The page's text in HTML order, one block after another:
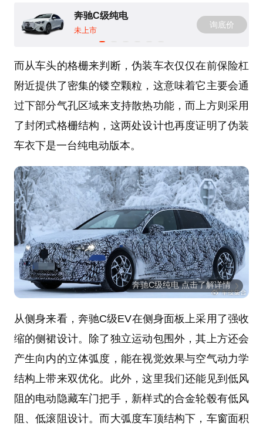
奔驰C级纯电
未上市
询底价
而从车头的格栅来判断，伪装车衣仅仅在前保险杠
附近提供了密集的镂空颗粒，这意味着它主要会通
过下部分气孔区域来支持散热功能，而上方则采用
了封闭式格栅结构，这两处设计也再度证明了伪装
车衣下是一台纯电动版本。
奔驰C级纯电 点击了解详情
从侧身来看，奔驰C级EV在侧身面板上采用了强收
缩的侧裙设计。除了独立运动包围外，其上方还会
产生向内的立体弧度，能在视觉效果与空气动力学
结构上带来双优化。此外，这里我们还能见到低风
阻的电动隐藏车门把手，新样式的合金轮毂有低风
阻、低滚阻设计。而大弧度车顶结构下，车窗面积